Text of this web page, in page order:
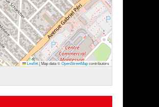
Leaflet|Map data ©OpenStreetMapcontributors